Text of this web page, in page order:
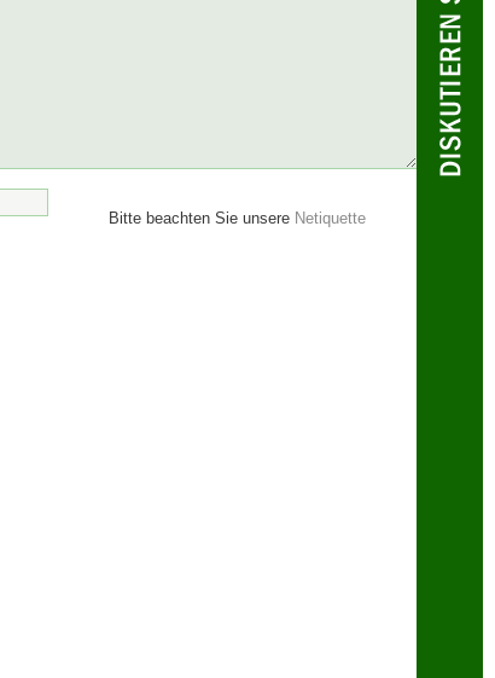
Bitte beachten Sie unsere Netiquette